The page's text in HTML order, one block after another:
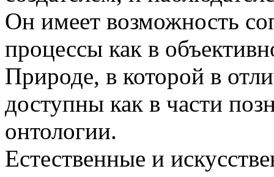
Он имеет возможность
процессы как в
Природе, в которой в
доступны как в части
онтологии.
Естественные и